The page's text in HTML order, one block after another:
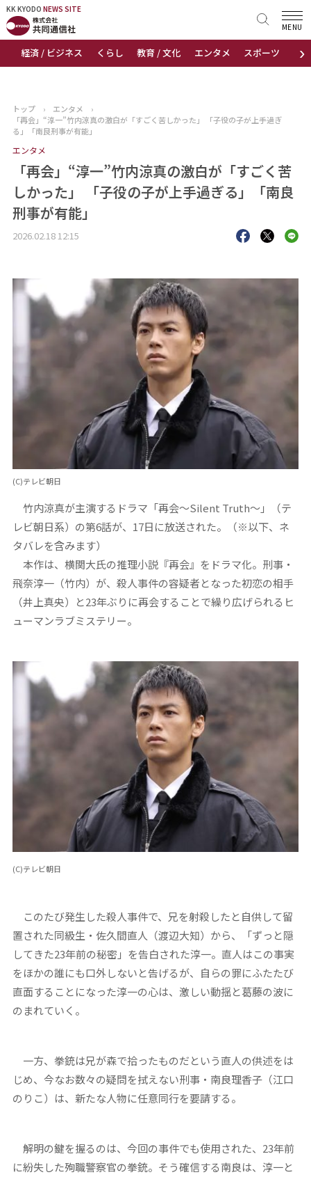
KK KYODO NEWS SITE
›
経済 / ビジネス くらし 教育 / 文化 エンタメ スポーツ 地域
MENU
KK KYODONEWS SITE
トップページ
ニュース
おすすめコンテンツ
出版物
会社概要
トップ › エンタメ
›
「再会」“淳一”竹内涼真の激白が「すごく苦しかった」 「子役の子が上手過ぎ
る」「南良刑事が有能」
エンタメ
「再会」“淳一”竹内涼真の激白が「すごく苦
しかった」 「子役の子が上手過ぎる」「南良
刑事が有能」
2026.02.18 12:15
(C)テレビ朝日
竹内涼真が主演するドラマ「再会～Silent Truth～」（テ
レビ朝日系）の第6話が、17日に放送された。（※以下、ネ
タバレを含みます）
本作は、横関大氏の推理小説『再会』をドラマ化。刑事・
飛奈淳一（竹内）が、殺人事件の容疑者となった初恋の相手
（井上真央）と23年ぶりに再会することで繰り広げられるヒ
ューマンラブミステリー。
(C)テレビ朝日
このたび発生した殺人事件で、兄を射殺したと自供して留
置された同級生・佐久間直人（渡辺大知）から、「ずっと隠
してきた23年前の秘密」を告白された淳一。直人はこの事実
をほかの誰にも口外しないと告げるが、自らの罪にふたたび
直面することになった淳一の心は、激しい動揺と葛藤の波に
のまれていく。
一方、拳銃は兄が森で拾ったものだという直人の供述をは
じめ、今なお数々の疑問を拭えない刑事・南良理香子（江口
のりこ）は、新たな人物に任意同行を要請する。
解明の鍵を握るのは、今回の事件でも使用された、23年前
に紛失した殉職警察官の拳銃。そう確信する南良は、淳一と